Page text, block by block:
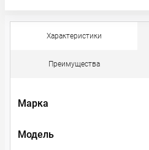
Характеристики
Преимущества
Марка
Модель